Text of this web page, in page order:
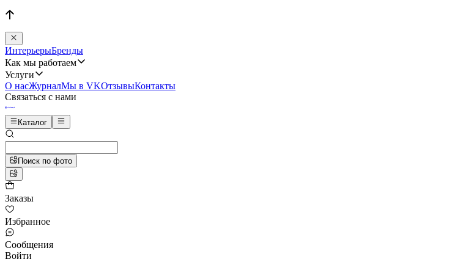
ИнтерьерыБренды
Как мы работаем
Услуги
О насЖурналМы в VKОтзывыКонтакты
Связаться с нами
Каталог
Поиск по фото
Заказы
Избранное
Сообщения
Войти